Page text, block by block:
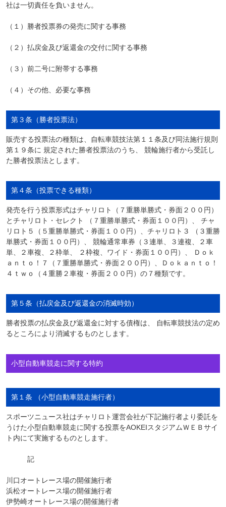
社は一切責任を負いません。
（１）勝者投票券の発売に関する事務
（２）払戻金及び返還金の交付に関する事務
（３）前二号に附帯する事務
（４）その他、必要な事務
第３条（勝者投票法）
販売する投票法の種類は、自転車競技法第１１条及び同法施行規則
第１９条に 規定された勝者投票法のうち、 競輪施行者から受託し
た勝者投票法とします。
第４条（投票できる種類）
発売を行う投票形式はチャリロト（７重勝単勝式・券面２００円）
とチャリロト・セレクト （７重勝単勝式・券面１００円）、 チャ
リロト５（５重勝単勝式・券面１００円）、チャリロト３ （３重勝
単勝式・券面１００円）、 競輪通常車券（３連単、３連複、２車
単、２車複、２枠単、 ２枠複、ワイド・券面１００円）、 Ｄｏｋ
ａｎｔｏ！７（７重勝単勝式・券面２００円）、Ｄｏｋａｎｔｏ！
４ｔｗｏ（４重勝２車複・券面２００円）の７種類です。
第５条（払戻金及び返還金の消滅時効）
勝者投票の払戻金及び返還金に対する債権は、 自転車競技法の定め
るところにより消滅するものとします。
小型自動車競走に関する特約
第１条 （小型自動車競走施行者）
スポーツニュース社はチャリロト運営会社が下記施行者より委託を
うけた小型自動車競走に関する投票をAOKEIスタジアムＷＥＢサイ
ト内にて実施するものとします。
記
川口オートレース場の開催施行者
浜松オートレース場の開催施行者
伊勢崎オートレース場の開催施行者